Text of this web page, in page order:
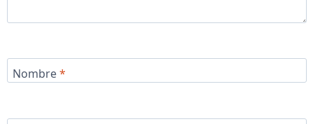
Nombre*